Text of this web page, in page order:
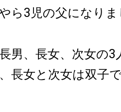
ら3児の父になり
男、長女、次女の
長女と次女は双子